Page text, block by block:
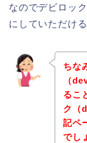
なのでデビロッ
にしていただけ
ちな
（
るこ
ク（
記ペ
でし